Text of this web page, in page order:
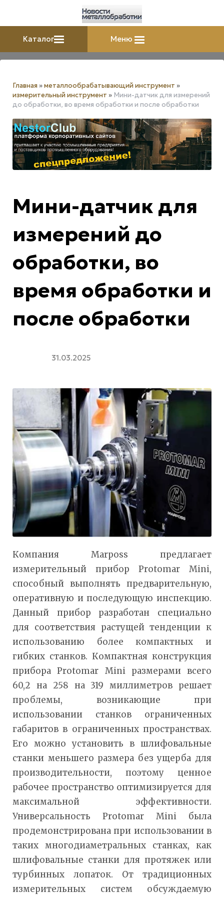
Каталог Меню
Главная »металлообрабатывающий инструмент »
измерительный инструмент » Мини-датчик для измерений
до обработки, во время обработки и после обработки
Мини-датчик для
измерений до
обработки, во
время обработки и
после обработки
31.03.2025
Компания Marposs предлагает
измерительный прибор Protomar Mini,
способный выполнять предварительную,
оперативную и последующую инспекцию.
Данный прибор разработан специально
для соответствия растущей тенденции к
использованию более компактных и
гибких станков. Компактная конструкция
прибора Protomar Mini размерами всего
60,2 на 258 на 319 миллиметров решает
проблемы, возникающие при
использовании станков ограниченных
габаритов в ограниченных пространствах.
Его можно установить в шлифовальные
станки меньшего размера без ущерба для
производительности, поэтому ценное
рабочее пространство оптимизируется для
максимальной эффективности.
Универсальность Protomar Mini была
продемонстрирована при использовании в
таких многодиаметральных станках, как
шлифовальные станки для протяжек или
турбинных лопаток. От традиционных
измерительных систем обсуждаемую